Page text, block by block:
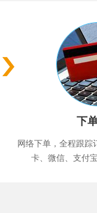
下
网络下单，全程跟踪
卡、微信、支付